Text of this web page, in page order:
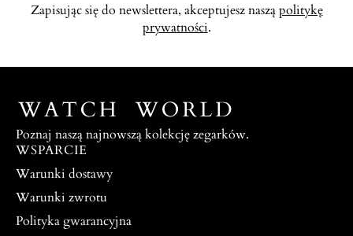
Zapisując się do newslettera, akceptujesz nasząpolitykę
prywatności.
Poznaj naszą najnowszą kolekcję zegarków.
WSPARCIE
Warunki dostawy
Warunki zwrotu
Polityka gwarancyjna